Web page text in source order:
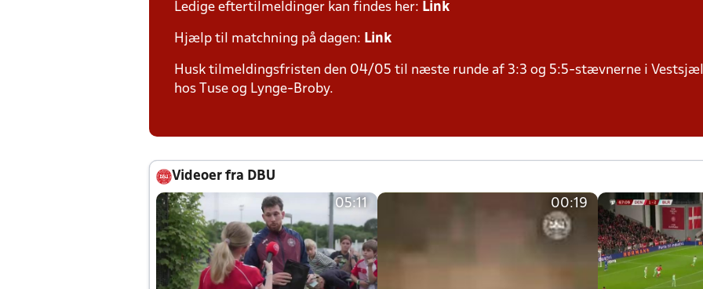
Ledige eftertilmeldinger kan findes her: Link
Hjælp til matchning på dagen: Link
Husk tilmeldingsfristen den 04/05 til næste runde af 3:3 og 5:5-stævnerne i
hos Tuse og Lynge-Broby.
Videoer fra DBU
05:11 00:19